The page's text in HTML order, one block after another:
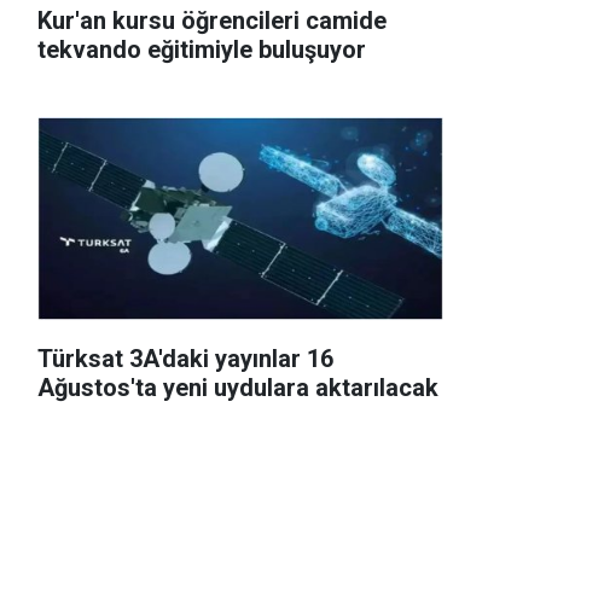
Kur'an kursu öğrencileri camide
tekvando eğitimiyle buluşuyor
Türksat 3A'daki yayınlar 16
Ağustos'ta yeni uydulara aktarılacak